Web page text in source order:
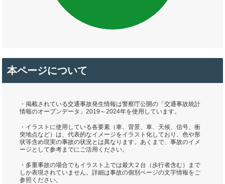
本ページについて
・掲載されている交通事故発生情報は警察庁公開の「交通事故統計
情報のオープンデータ」2019～2024年を使用しています。
・イラストに使用している各要素（車、背景、車、天候、信号、衝
突地点など）は、代表的なイメージをイラスト化しており、色や形
状等含め現実の事故の状況とは異なります。あくまで、事故のイメ
ージとして参考までにご活用ください。
・多重事故の場合でもイラスト上では最大２台（歩行者含む）まで
しか表現されていません。詳細は事故の個別ページの文字情報をご
参照ください。